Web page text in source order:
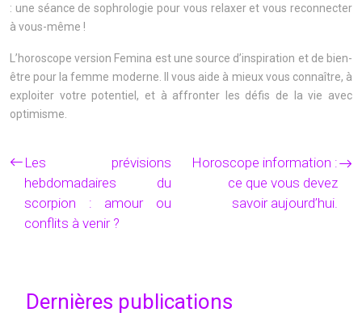
: une séance de sophrologie pour vous relaxer et vous reconnecter
à vous-même !
L’horoscope version Femina est une source d’inspiration et de bien-
être pour la femme moderne. Il vous aide à mieux vous connaître, à
exploiter votre potentiel, et à affronter les défis de la vie avec
optimisme.
Les prévisions
hebdomadaires du
scorpion : amour ou
conflits à venir ?
Horoscope information :
ce que vous devez
savoir aujourd’hui.
Dernières publications